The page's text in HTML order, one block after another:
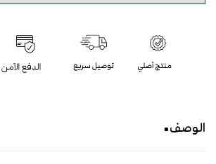
الوصف